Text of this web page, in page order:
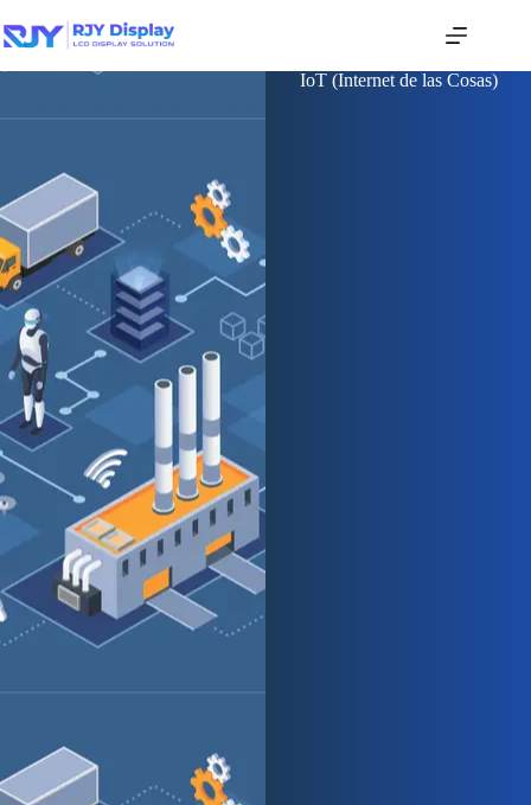
IoT (Internet de las Cosas)